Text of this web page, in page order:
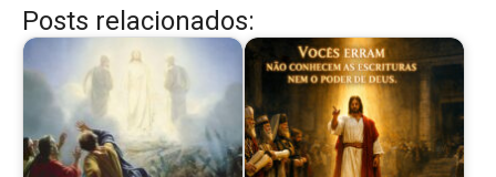
Posts relacionados: